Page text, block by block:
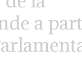
a